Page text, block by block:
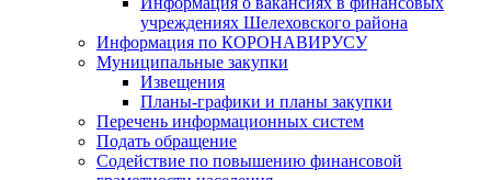
учреждениях Шелеховского района
Информация по КОРОНАВИРУСУ
Муниципальные закупки
Извещения
Планы-графики и планы закупки
Перечень информационных систем
Подать обращение
Содействие по повышению финансовой